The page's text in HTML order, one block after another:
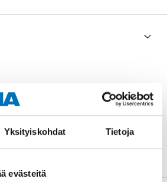
Yksityiskohdat Tietoja
evästeitä